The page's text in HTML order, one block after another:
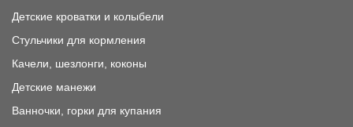
Детские кроватки и колыбели
Стульчики для кормления
Качели, шезлонги, коконы
Детские манежи
Ванночки, горки для купания